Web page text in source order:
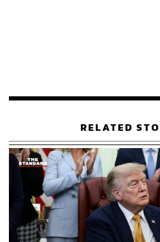
สำหรับประเทศที่มีมูลค่าการสั่งซื้อสู
ไทย จีน สหรัฐอาหรับเอมิเรตส์ อันด
อาณาจักร ขณะที่กลุ่มสินค้าที่ได้รับ
ได้แก่ อาหาร, อุปกรณ์ เครื่องจักรส
อาหาร, เครื่องดื่ม, ผลไม้และผัก รวม
ขนมขบเคี้ยว
RELATED